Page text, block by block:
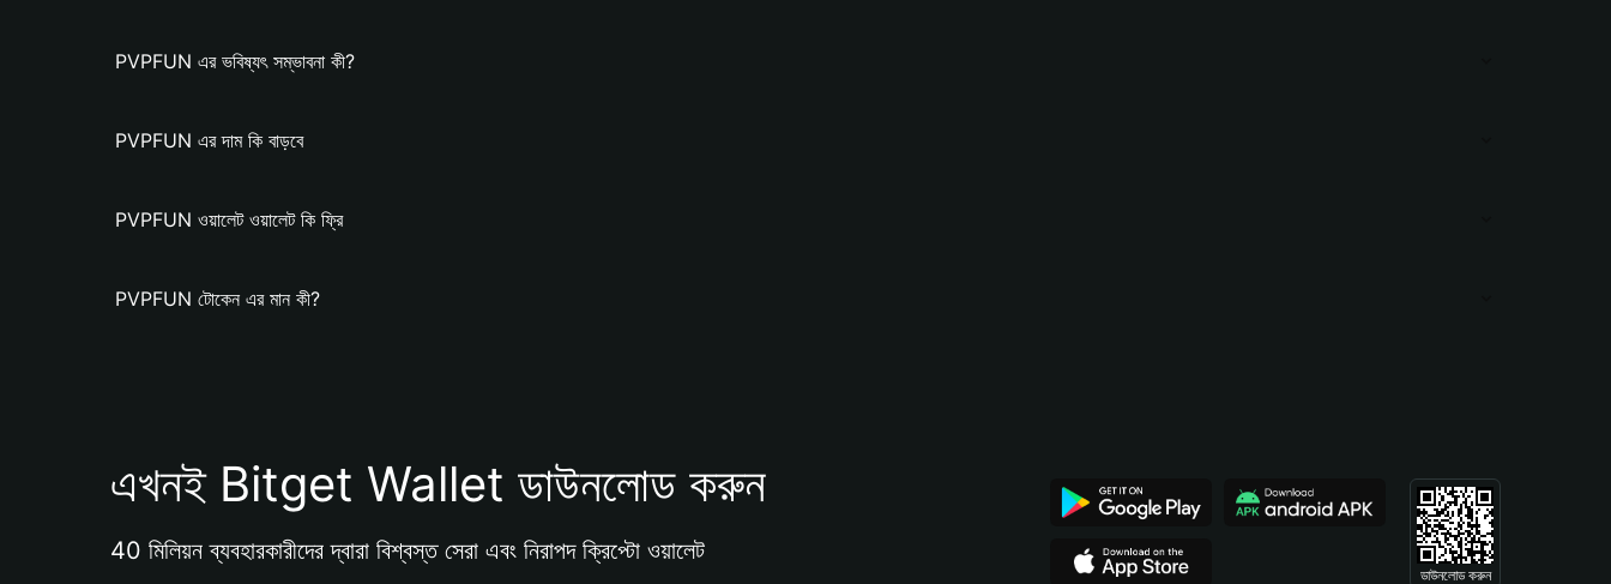
PVPFUN এর ভবিষ্যৎ সম্ভাবনা কী?
PVPFUN এর দাম কি বাড়বে
PVPFUN ওয়ালেট ওয়ালেট কি ফ্রি
PVPFUN টোকেন এর মান কী?
এখনই Bitget Wallet ডাউনলোড করুন
40 মিলিয়ন ব্যবহারকারীদের দ্বারা বিশ্বস্ত সেরা এবং নিরাপদ ক্রিপ্টো ওয়ালেট
ডাউনলোড করুন